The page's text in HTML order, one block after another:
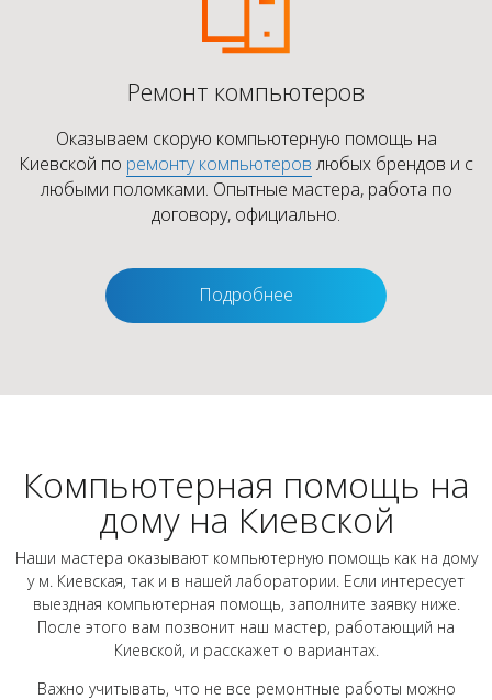
Ремонт компьютеров
Оказываем скорую компьютерную помощь на
Киевской по ремонту компьютеров любых брендов и с
любыми поломками. Опытные мастера, работа по
договору, официально.
Подробнее
Компьютерная помощь на
дому на Киевской
Наши мастера оказывают компьютерную помощь как на дому
у м. Киевская, так и в нашей лаборатории. Если интересует
выездная компьютерная помощь, заполните заявку ниже.
После этого вам позвонит наш мастер, работающий на
Киевской, и расскажет о вариантах.
Важно учитывать, что не все ремонтные работы можно